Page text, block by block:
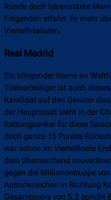
Runde doch bärenstarke
Folgenden erfahrt ihr mehr
Viertelfinalisten.
Real Madrid
Ein klingender Name im
Titelverteidiger ist auch
Kandidat auf den Gewinn
der Hauptstadt sieht in der
Rettungsanker für diese
doch ganze 15 Punkte
war schon im Viertelfinale
dem überraschend
gegen die Millionentruppe
Ausrufezeichen in Richtung
Gesamtscore von 5:2 spricht